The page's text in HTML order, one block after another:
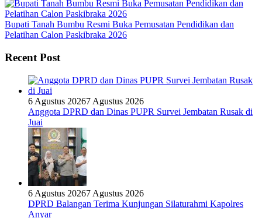
Bupati Tanah Bumbu Resmi Buka Pemusatan Pendidikan dan
Pelatihan Calon Paskibraka 2026
Recent Post
6 Agustus 20267 Agustus 2026
Anggota DPRD dan Dinas PUPR Survei Jembatan Rusak di
Juai
6 Agustus 20267 Agustus 2026
DPRD Balangan Terima Kunjungan Silaturahmi Kapolres
Anyar